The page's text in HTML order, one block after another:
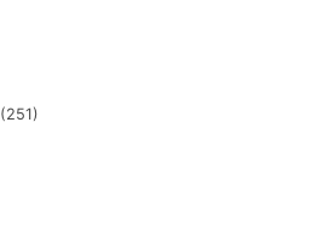
(251)